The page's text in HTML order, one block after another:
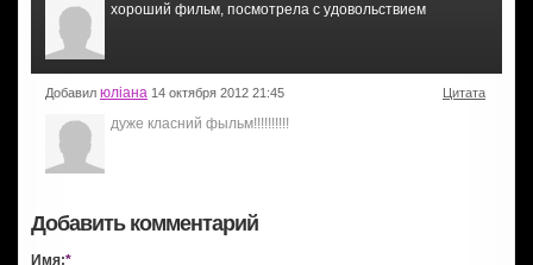
хороший фильм, посмотрела с удовольствием
Добавил юліана 14 октября 2012 21:45 Цитата
дуже класний фыльм!!!!!!!!!!
Добавить комментарий
Имя:*